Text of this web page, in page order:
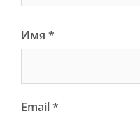
Имя *
Email*